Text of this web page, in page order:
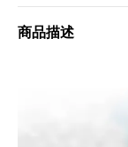
商品描述